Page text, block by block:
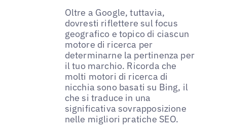
Oltre a Google, tuttavia,
dovresti riflettere sul focus
geografico e topico di ciascun
motore di ricerca per
determinarne la pertinenza per
il tuo marchio. Ricorda che
molti motori di ricerca di
nicchia sono basati su Bing, il
che si traduce in una
significativa sovrapposizione
nelle migliori pratiche SEO.